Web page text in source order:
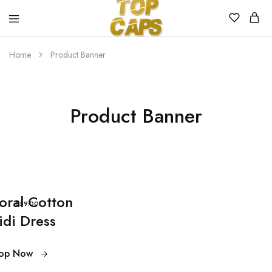
Top
Caps
Egyedi
emblémázott
Home Product Banner
Product Banner
$59.00Cotton
Dress
Now